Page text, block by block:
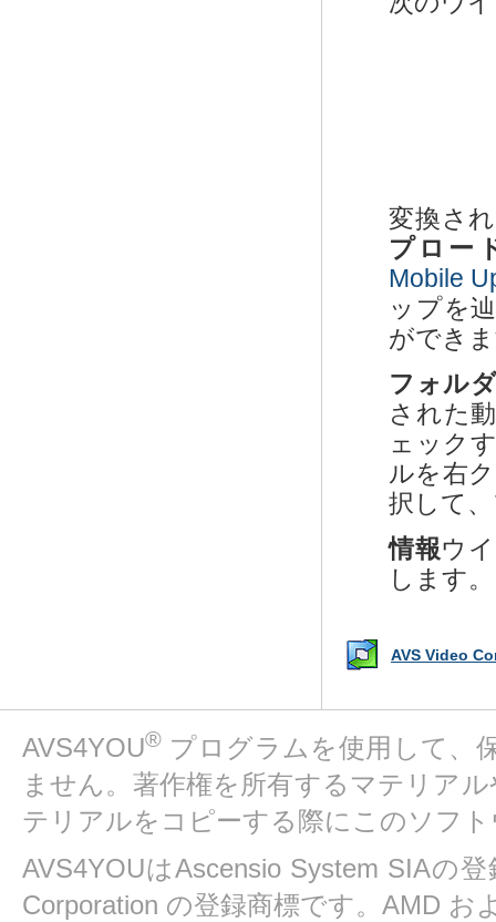
変換さ
プロー
Mobile
ップを
ができ
フォル
された
ェック
ルを右
択して
情報ウ
します。
AVS Video
AVS4YOU® プログラムを使用して、
ません。著作権を所有するマテリア
テリアルをコピーする際にこのソフ
AVS4YOUはAscensio System SIAの
Corporation の登録商標です。AMD お